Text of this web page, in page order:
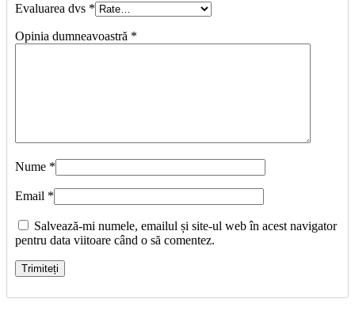
Evaluarea dvs *
Opinia dumneavoastră *
Nume *
Email *
Salvează-mi numele, emailul și site-ul web în acest navigator
pentru data viitoare când o să comentez.